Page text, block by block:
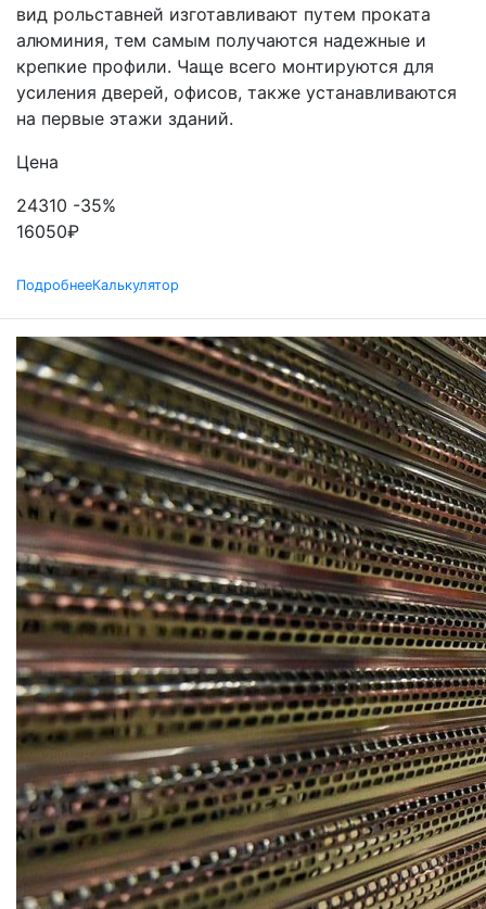
вид рольставней изготавливают путем проката
алюминия, тем самым получаются надежные и
крепкие профили. Чаще всего монтируются для
усиления дверей, офисов, также устанавливаются
на первые этажи зданий.
Цена
24310 -35%
16050₽
ПодробнееКалькулятор